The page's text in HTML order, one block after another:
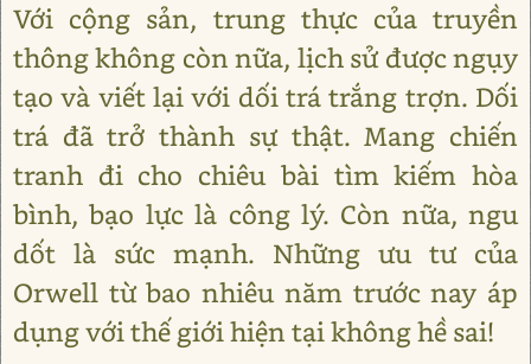
Với cộng sản, trung thực của truyền
thông không còn nữa, lịch sử được ngụy
tạo và viết lại với dối trá trắng trợn. Dối
trá đã trở thành sự thật. Mang chiến
tranh đi cho chiêu bài tìm kiếm hòa
bình, bạo lực là công lý. Còn nữa, ngu
dốt là sức mạnh. Những ưu tư của
Orwell từ bao nhiêu năm trước nay áp
dụng với thế giới hiện tại không hề sai!